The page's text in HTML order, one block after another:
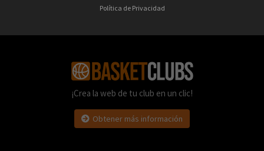
Política de Privacidad
¡Crea la web de tu club en un clic!
Obtener más información